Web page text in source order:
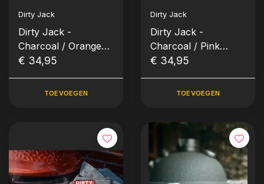
Dirty Jack
Dirty Jack -
Charcoal / Orange
Label
€ 34,95
TOEVOEGEN
Dirty Jack
Dirty Jack -
Charcoal / Pink
Label
€ 34,95
TOEVOEGEN